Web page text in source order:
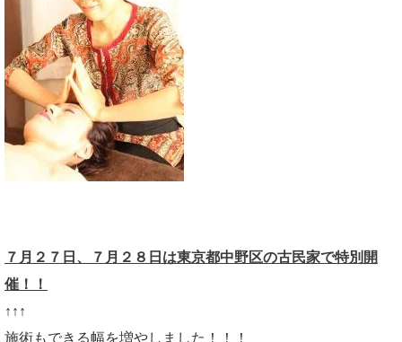
７月２７日、７月２８日は東京都中野区の古民家で特別開
催！！
↑↑↑
施術もできる幅を増やしました！！！